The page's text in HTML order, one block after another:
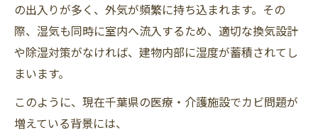
の出入りが多く、外気が頻繁に持ち込まれます。その
際、湿気も同時に室内へ流入するため、適切な換気設計
や除湿対策がなければ、建物内部に湿度が蓄積されてし
まいます。
このように、現在千葉県の医療・介護施設でカビ問題が
増えている背景には、